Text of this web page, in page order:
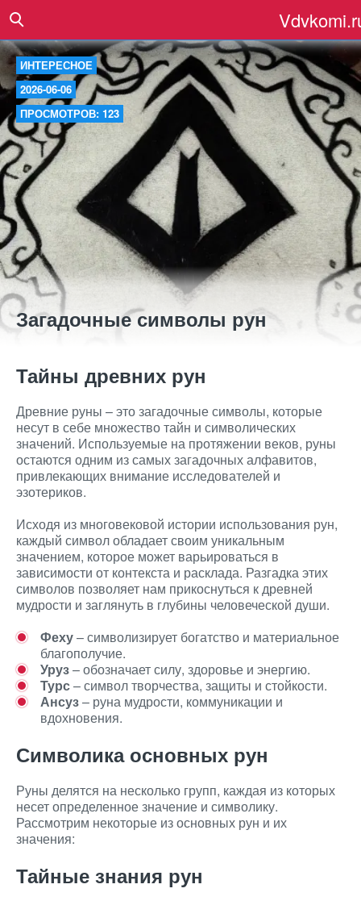
ИНТЕРЕСНОЕ
2026-06-06
ПРОСМОТРОВ: 123
Загадочные символы рун
Тайны древних рун
Древние руны – это загадочные символы, которые
несут в себе множество тайн и символических
значений. Используемые на протяжении веков, руны
остаются одним из самых загадочных алфавитов,
привлекающих внимание исследователей и
эзотериков.
Исходя из многовековой истории использования рун,
каждый символ обладает своим уникальным
значением, которое может варьироваться в
зависимости от контекста и расклада. Разгадка этих
символов позволяет нам прикоснуться к древней
мудрости и заглянуть в глубины человеческой души.
Феху– символизирует богатство и материальное
благополучие.
Уруз– обозначает силу, здоровье и энергию.
Турс– символ творчества, защиты и стойкости.
Ансуз– руна мудрости, коммуникации и
вдохновения.
Символика основных рун
Руны делятся на несколько групп, каждая из которых
несет определенное значение и символику.
Рассмотрим некоторые из основных рун и их
значения:
Тайные знания рун